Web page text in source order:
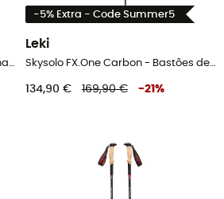
Trail Trekking - Bastões de caminhada
-5% Extra - Code Summer5
Leki
Skysolo FX.One Carbon - Bastões de caminhada
134,90 € 169,90 € -21 %